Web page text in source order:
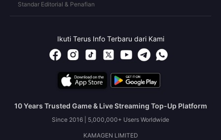
Standar Editorial & Penafian
Ikuti Terus Info Terbaru dari Kami
10 Years Trusted Game & Live Streaming Top-Up Platform
Since 2016 | 5,000,000+ Users Worldwide
KAMAGEN LIMITED